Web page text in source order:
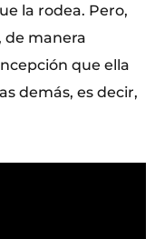
la rodea. Pero,
de manera
que ella
demás, es decir,